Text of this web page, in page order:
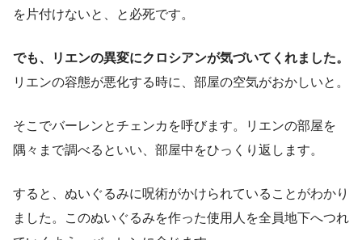
を片付けないと、と必死です。
でも、リエンの異変にクロシアンが気づいてくれました。
リエンの容態が悪化する時に、部屋の空気がおかしいと。
そこでバーレンとチェンカを呼びます。リエンの部屋を
隅々まで調べるといい、部屋中をひっくり返します。
すると、ぬいぐるみに呪術がかけられていることがわかり
ました。このぬいぐるみを作った使用人を全員地下へつれ